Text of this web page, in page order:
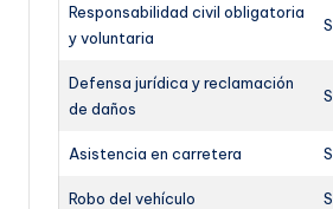
Responsabilidad civil obligatoria
y voluntaria
Defensa jurídica y reclamación
de daños
Asistencia en carretera
Robo del vehículo